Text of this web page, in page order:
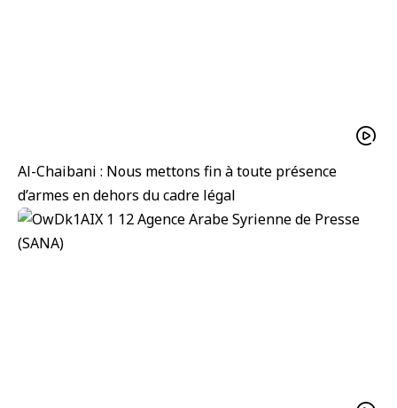
Al-Chaibani : Nous mettons fin à toute présence
d’armes en dehors du cadre légal